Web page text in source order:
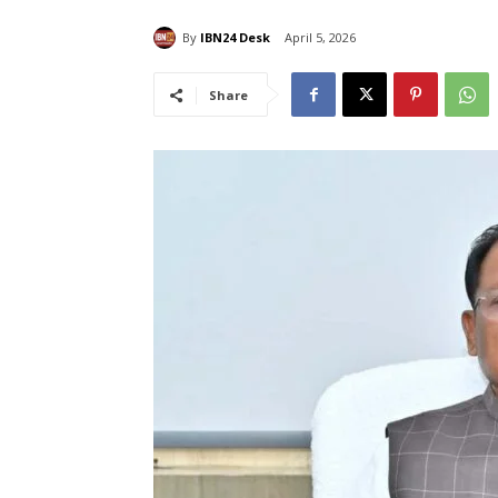
By IBN24 Desk April 5, 2026
Share